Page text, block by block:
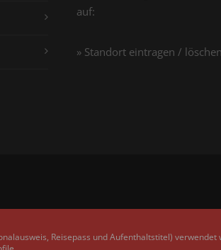
auf:
» Standort eintragen / löschen
Reisepass und Aufenthaltstitel)